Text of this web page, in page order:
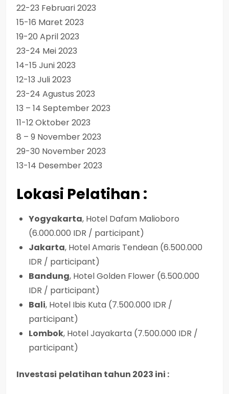
22-23 Februari 2023
15-16 Maret 2023
19-20 April 2023
23-24 Mei 2023
14-15 Juni 2023
12-13 Juli 2023
23-24 Agustus 2023
13 – 14 September 2023
11-12 Oktober 2023
8 – 9 November 2023
29-30 November 2023
13-14 Desember 2023
Lokasi Pelatihan :
Yogyakarta, Hotel Dafam Malioboro
(6.000.000 IDR / participant)
Jakarta, Hotel Amaris Tendean (6.500.000
IDR / participant)
Bandung, Hotel Golden Flower (6.500.000
IDR / participant)
Bali, Hotel Ibis Kuta (7.500.000 IDR /
participant)
Lombok, Hotel Jayakarta (7.500.000 IDR /
participant)
Investasi pelatihan tahun 2023 ini :